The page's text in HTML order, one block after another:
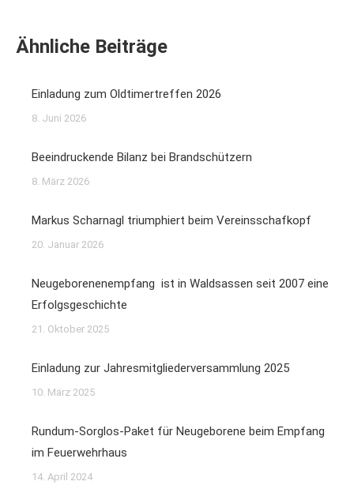
Ähnliche Beiträge
Einladung zum Oldtimertreffen 2026
8. Juni 2026
Beeindruckende Bilanz bei Brandschützern
8. März 2026
Markus Scharnagl triumphiert beim Vereinsschafkopf
20. Januar 2026
Neugeborenenempfang ist in Waldsassen seit 2007 eine
Erfolgsgeschichte
21. Oktober 2025
Einladung zur Jahresmitgliederversammlung 2025
10. März 2025
Rundum-Sorglos-Paket für Neugeborene beim Empfang
im Feuerwehrhaus
14. April 2024